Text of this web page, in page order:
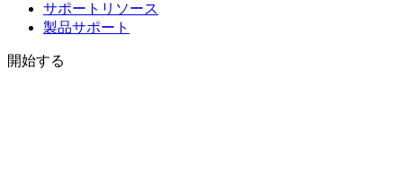
サポートリソース
製品サポート
開始する